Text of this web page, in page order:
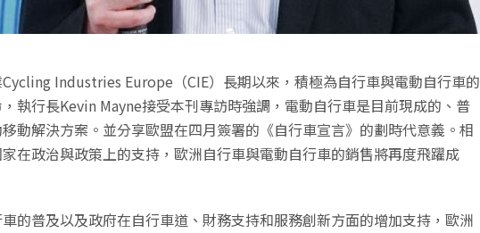
Industries Europe（CIE）長期以來，積極為自行車與電動自行車的
執行長Kevin Mayne接受本刊專訪時強調，電動自行車是目前現成的、普
動解決方案。並分享歐盟在四月簽署的《自行車宣言》的劃時代意義。相
在政治與政策上的支持，歐洲自行車與電動自行車的銷售將再度飛躍成
的普及以及政府在自行車道、財務支持和服務創新方面的增加支持，歐洲